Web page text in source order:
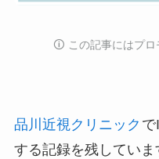
🛈️ この記事にはプロ
品川近視クリニック
する記録を残していま